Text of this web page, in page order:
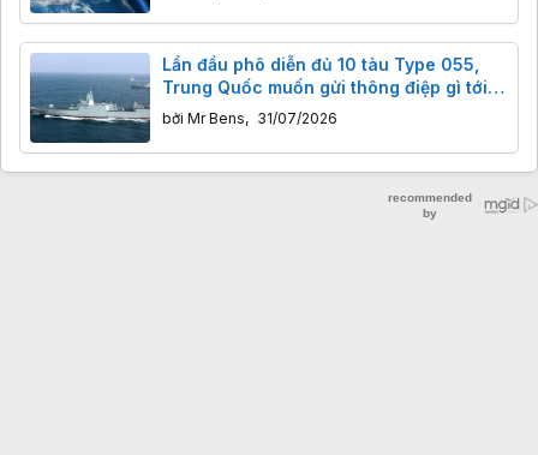
Lần đầu phô diễn đủ 10 tàu Type 055,
Trung Quốc muốn gửi thông điệp gì tới
Mỹ và các cường quốc hải quân?
bởi Mr Bens, 31/07/2026